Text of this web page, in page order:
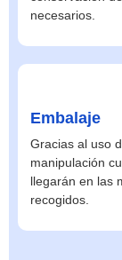
necesarios.
Embalaje
Gracias al uso
manipulación
llegarán en las
recogidos.